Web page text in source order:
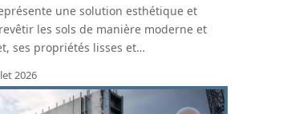
une solution esthétique et
les sols de manière moderne et
ses propriétés lisses et…
2026